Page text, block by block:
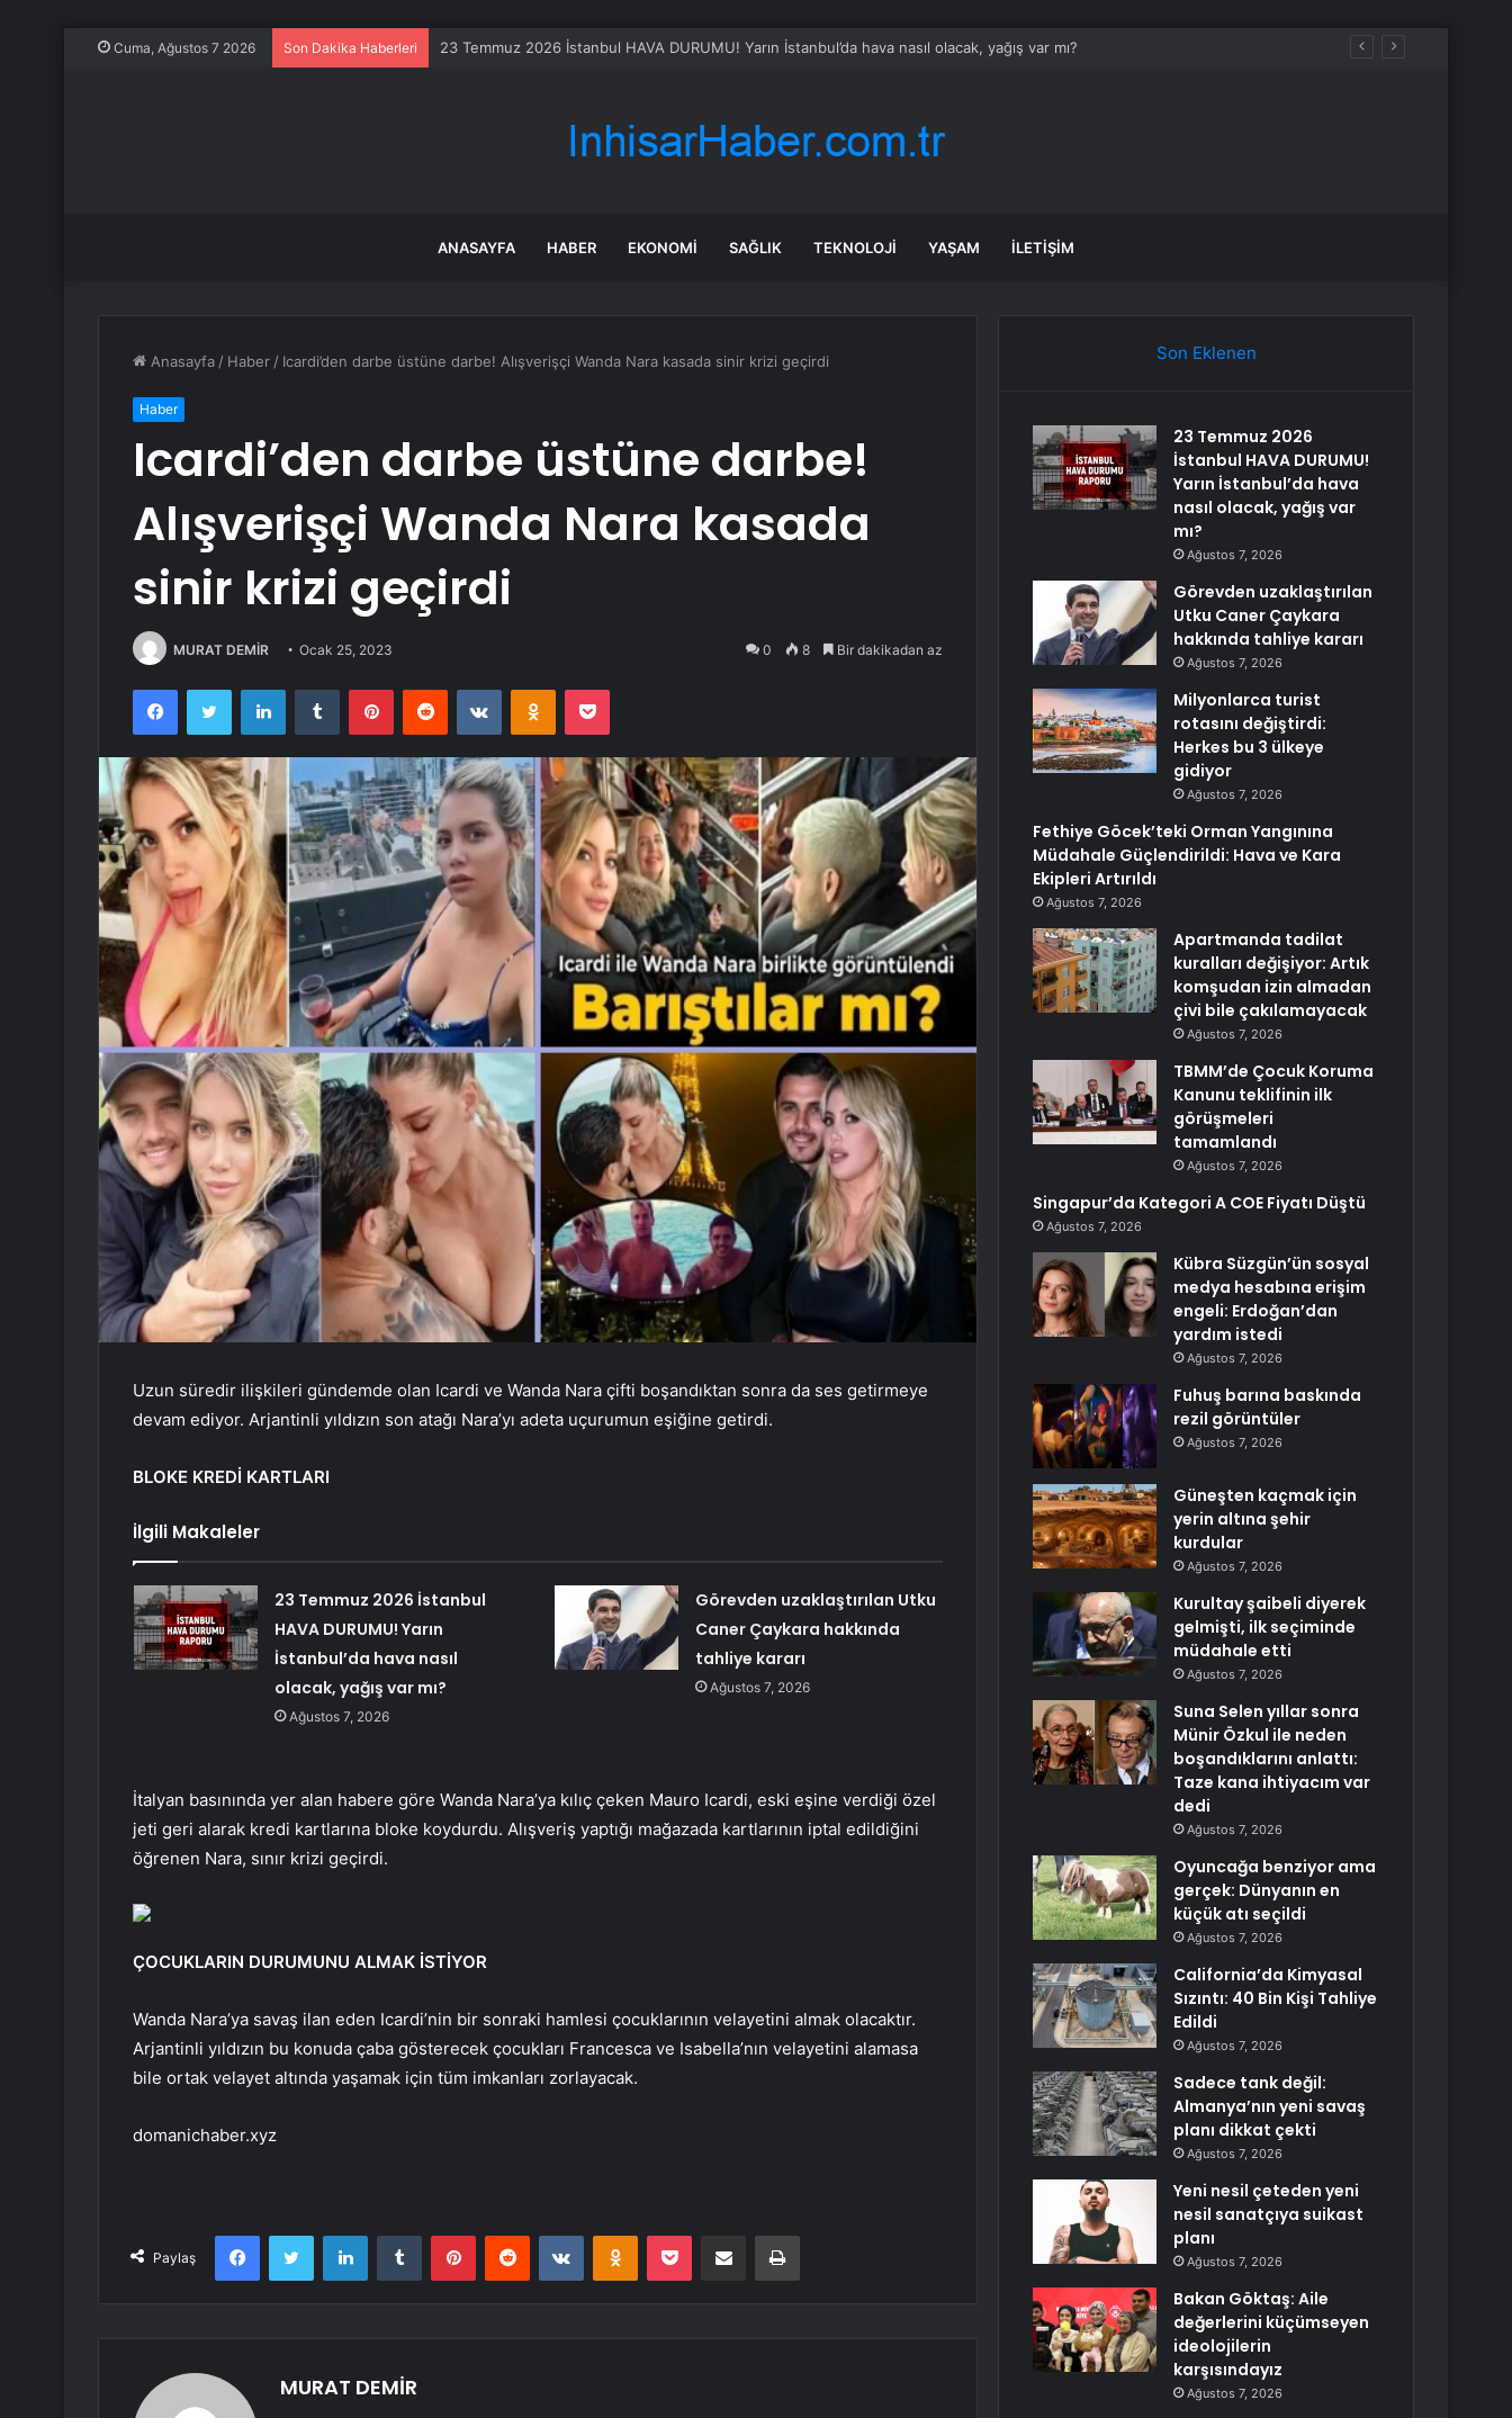
Cuma, Ağustos 7 2026 Son Dakika Haberleri Görevden uzaklaştırılan Utku Caner Çaykara hakkında tahliye kararı
ANASAYFA HABER EKONOMI SAĞLIK TEKNOLOJI YAŞAM İLETIŞIM
Anasayfa / Haber / Icardi’den darbe üstüne darbe! Alışverişçi Wanda Nara kasada sinir krizi geçirdi
Haber
Icardi’den darbe üstüne darbe!
Alışverişçi Wanda Nara kasada
sinir krizi geçirdi
MURAT DEMİR Ocak 25, 2023 0 8 Bir dakikadan az
FacebookTwitter LinkedInTumblr PinterestReddit VKontakteOdnoklassniki
Pocket
Uzun süredir ilişkileri gündemde olan Icardi ve Wanda Nara çifti boşandıktan sonra da ses getirmeye
devam ediyor. Arjantinli yıldızın son atağı Nara’yı adeta uçurumun eşiğine getirdi.
BLOKE KREDİ KARTLARI
İlgili Makaleler
23 Temmuz 2026 İstanbul
HAVA DURUMU! Yarın
İstanbul’da hava nasıl
olacak, yağış var mı?
Ağustos 7, 2026
Görevden uzaklaştırılan Utku
Caner Çaykara hakkında
tahliye kararı
Ağustos 7, 2026
İtalyan basınında yer alan habere göre Wanda Nara’ya kılıç çeken Mauro Icardi, eski eşine verdiği özel
jeti geri alarak kredi kartlarına bloke koydurdu. Alışveriş yaptığı mağazada kartlarının iptal edildiğini
öğrenen Nara, sınır krizi geçirdi.
ÇOCUKLARIN DURUMUNU ALMAK İSTİYOR
Wanda Nara’ya savaş ilan eden Icardi’nin bir sonraki hamlesi çocuklarının velayetini almak olacaktır.
Arjantinli yıldızın bu konuda çaba gösterecek çocukları Francesca ve Isabella’nın velayetini alamasa
bile ortak velayet altında yaşamak için tüm imkanları zorlayacak.
domanichaber.xyz
Paylaş
FacebookTwitter LinkedInTumblr PinterestReddit VKontakteOdnoklassniki
Pocket E-Posta ile paylaş Yazdır
MURAT DEMİR
Son Eklenen
23 Temmuz 2026
İstanbul HAVA DURUMU!
Yarın İstanbul’da hava
nasıl olacak, yağış var
mı?
Ağustos 7, 2026
Görevden uzaklaştırılan
Utku Caner Çaykara
hakkında tahliye kararı
Ağustos 7, 2026
Milyonlarca turist
rotasını değiştirdi:
Herkes bu 3 ülkeye
gidiyor
Ağustos 7, 2026
Fethiye Göcek’teki Orman Yangınına
Müdahale Güçlendirildi: Hava ve Kara
Ekipleri Artırıldı
Ağustos 7, 2026
Apartmanda tadilat
kuralları değişiyor: Artık
komşudan izin almadan
çivi bile çakılamayacak
Ağustos 7, 2026
TBMM’de Çocuk Koruma
Kanunu teklifinin ilk
görüşmeleri
tamamlandı
Ağustos 7, 2026
Singapur’da Kategori A COE Fiyatı Düştü
Ağustos 7, 2026
Kübra Süzgün’ün sosyal
medya hesabına erişim
engeli: Erdoğan’dan
yardım istedi
Ağustos 7, 2026
Fuhuş barına baskında
rezil görüntüler
Ağustos 7, 2026
Güneşten kaçmak için
yerin altına şehir
kurdular
Ağustos 7, 2026
Kurultay şaibeli diyerek
gelmişti, ilk seçiminde
müdahale etti
Ağustos 7, 2026
Suna Selen yıllar sonra
Münir Özkul ile neden
boşandıklarını anlattı:
Taze kana ihtiyacım var
dedi
Ağustos 7, 2026
Oyuncağa benziyor ama
gerçek: Dünyanın en
küçük atı seçildi
Ağustos 7, 2026
California’da Kimyasal
Sızıntı: 40 Bin Kişi Tahliye
Edildi
Ağustos 7, 2026
Sadece tank değil:
Almanya’nın yeni savaş
planı dikkat çekti
Ağustos 7, 2026
Yeni nesil çeteden yeni
nesil sanatçıya suikast
planı
Ağustos 7, 2026
Bakan Göktaş: Aile
değerlerini küçümseyen
ideolojilerin
karşısındayız
Ağustos 7, 2026